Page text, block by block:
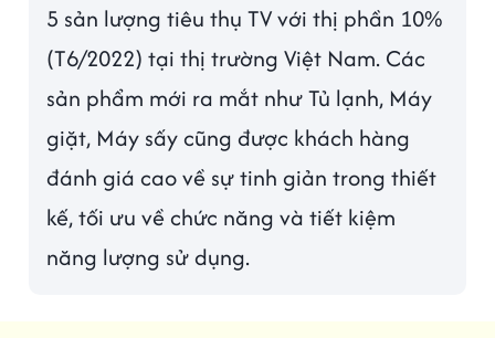
5 sản lượng tiêu thụ TV với thị phần 10%
(T6/2022) tại thị trường Việt Nam. Các
sản phẩm mới ra mắt như Tủ lạnh, Máy
giặt, Máy sấy cũng được khách hàng
đánh giá cao về sự tinh giản trong thiết
kế, tối ưu về chức năng và tiết kiệm
năng lượng sử dụng.